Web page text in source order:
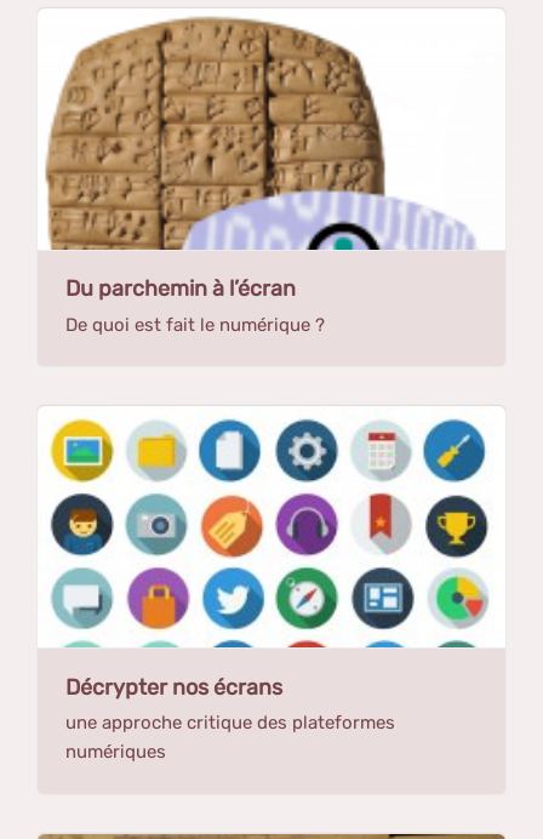
Du parchemin à l’écran
De quoi est fait le numérique ?
Décrypter nos écrans
une approche critique des plateformes
numériques